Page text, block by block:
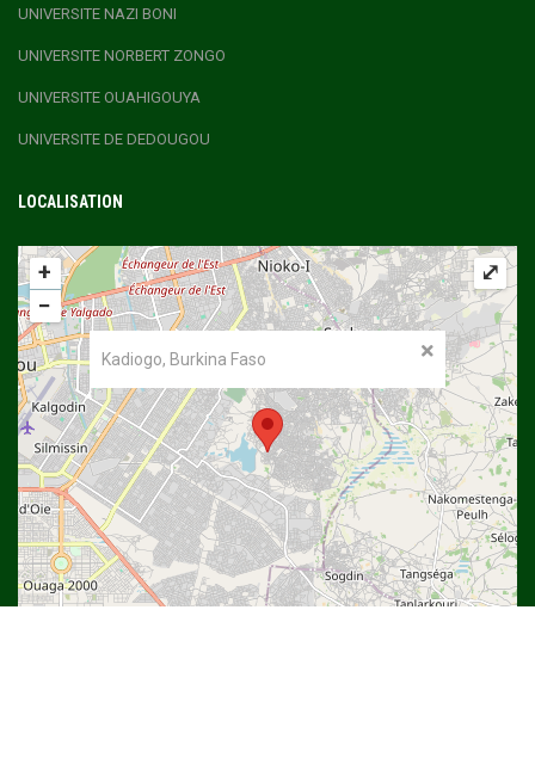
UNIVERSITE NAZI BONI
UNIVERSITE NORBERT ZONGO
UNIVERSITE OUAHIGOUYA
UNIVERSITE DE DEDOUGOU
LOCALISATION
Kadiogo, Burkina Faso
+
−
⤢